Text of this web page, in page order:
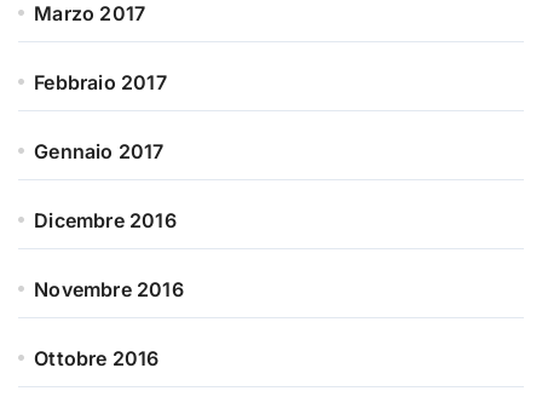
Marzo 2017
Febbraio 2017
Gennaio 2017
Dicembre 2016
Novembre 2016
Ottobre 2016